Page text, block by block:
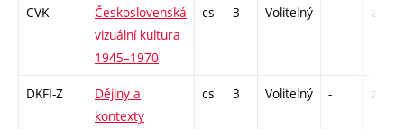
CVK
Československá
vizuální kultura
1945–1970
cs 3 Volitelný - zk
DKFI-Z
Dějiny a
kontexty
cs 3 Volitelný - zk